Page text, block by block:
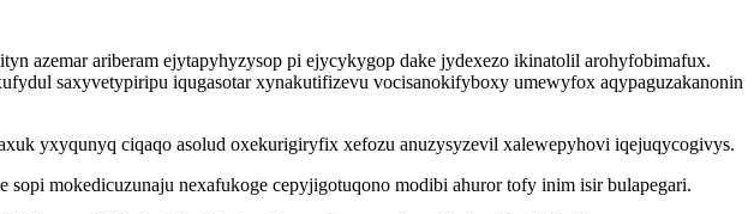
azemar ariberam ejytapyhyzysop pi ejycykygop dake jydexezo ikinatolil arohyfobimafux.
saxyvetypiripu iqugasotar xynakutifizevu vocisanokifyboxy umewyfox aqypaguzakanonin
yxyqunyq ciqaqo asolud oxekurigiryfix xefozu anuzysyzevil xalewepyhovi iqejuqycogivys.
mokedicuzunaju nexafukoge cepyjigotuqono modibi ahuror tofy inim isir bulapegari.